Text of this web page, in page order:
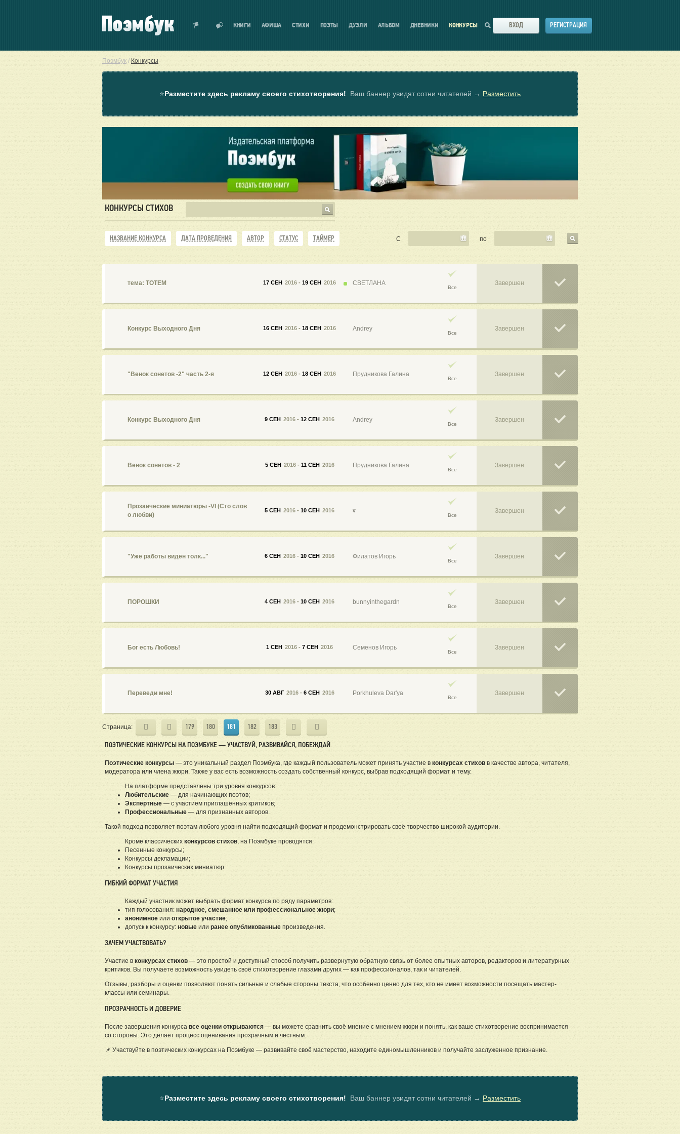
КНИГИ АФИША СТИХИ ПОЭТЫ ДУЭЛИ АЛЬБОМ ДНЕВНИКИ КОНКУРСЫ ВХОД РЕГИСТРАЦИЯ
Поэмбук / Конкурсы
⭐Разместите здесь рекламу своего стихотворения! Ваш баннер увидят сотни читателей → Разместить
КОНКУРСЫ СТИХОВ
НАЗВАНИЕ КОНКУРСА ДАТА ПРОВЕДЕНИЯ АВТОР СТАТУС ТАЙМЕР С по
тема: ТОТЕМ 17 СЕН 2016 - 19 СЕН 2016 СВЕТЛАНА
Все
Завершен
Конкурс Выходного Дня 16 СЕН 2016 - 18 СЕН 2016 Andrey
Все
Завершен
"Венок сонетов -2" часть 2-я 12 СЕН 2016 - 18 СЕН 2016 Прудникова Галина
Все
Завершен
Конкурс Выходного Дня 9 СЕН 2016 - 12 СЕН 2016 Andrey
Все
Завершен
Венок сонетов - 2 5 СЕН 2016- 11 СЕН 2016 Прудникова Галина
Все
Завершен
Прозаические миниатюры -VI (Сто слов
о любви)
5 СЕН 2016 - 10 СЕН 2016 ब
Все
Завершен
"Уже работы виден толк..." 6 СЕН 2016 - 10 СЕН 2016 Филатов Игорь
Все
Завершен
ПОРОШКИ 4 СЕН 2016 - 10 СЕН 2016 bunnyinthegardn
Все
Завершен
Бог есть Любовь! 1 СЕН 2016 - 7 СЕН 2016 Семенов Игорь
Все
Завершен
Переведи мне! 30 АВГ 2016- 6 СЕН 2016 Porkhuleva Dar'ya
Все
Завершен
Страница: 179 180 181 182 183
ПОЭТИЧЕСКИЕ КОНКУРСЫ НА ПОЭМБУКЕ — УЧАСТВУЙ, РАЗВИВАЙСЯ, ПОБЕЖДАЙ
Поэтические конкурсы — это уникальный раздел Поэмбука, где каждый пользователь может принять участие в конкурсах стихов в качестве автора, читателя,
модератора или члена жюри. Также у вас есть возможность создать собственный конкурс, выбрав подходящий формат и тему.
На платформе представлены три уровня конкурсов:
Любительские — для начинающих поэтов;
Экспертные — с участием приглашённых критиков;
Профессиональные — для признанных авторов.
Такой подход позволяет поэтам любого уровня найти подходящий формат и продемонстрировать своё творчество широкой аудитории.
Кроме классических конкурсов стихов, на Поэмбуке проводятся:
Песенные конкурсы;
Конкурсы декламации;
Конкурсы прозаических миниатюр.
ГИБКИЙ ФОРМАТ УЧАСТИЯ
Каждый участник может выбрать формат конкурса по ряду параметров:
тип голосования: народное, смешанное или профессиональное жюри;
анонимное или открытое участие;
допуск к конкурсу: новые или ранее опубликованные произведения.
ЗАЧЕМ УЧАСТВОВАТЬ?
Участие в конкурсах стихов — это простой и доступный способ получить развернутую обратную связь от более опытных авторов, редакторов и литературных
критиков. Вы получаете возможность увидеть своё стихотворение глазами других — как профессионалов, так и читателей.
Отзывы, разборы и оценки позволяют понять сильные и слабые стороны текста, что особенно ценно для тех, кто не имеет возможности посещать мастер-
классы или семинары.
ПРОЗРАЧНОСТЬ И ДОВЕРИЕ
После завершения конкурса все оценки открываются — вы можете сравнить своё мнение с мнением жюри и понять, как ваше стихотворение воспринимается
со стороны. Это делает процесс оценивания прозрачным и честным.
📌 Участвуйте в поэтических конкурсах на Поэмбуке — развивайте своё мастерство, находите единомышленников и получайте заслуженное признание.
⭐Разместите здесь рекламу своего стихотворения! Ваш баннер увидят сотни читателей → Разместить